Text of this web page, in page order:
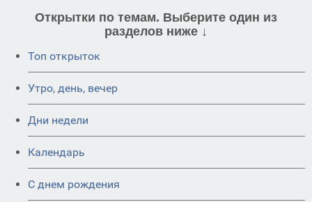
Открытки по темам. Выберите один из
разделов ниже ↓
Топ открыток
Утро, день, вечер
Дни недели
Календарь
C днем рождения